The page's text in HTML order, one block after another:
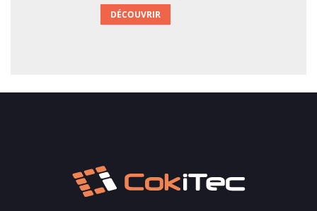
DÉCOUVRIR